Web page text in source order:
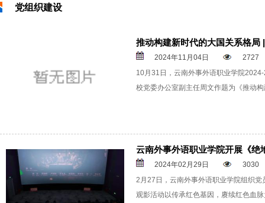
党组织建设
推动构建新时代的大国关系格局
2024年11月04日
2727
10月31日，云南外事外语职业学院
校党委办公室副主任周文作题为《推动
云南外事外语职业学院开展《绝
2024年02月29日
3030
2月27日，云南外事外语职业学院组织
观影活动以传承红色基因，赓续红色血